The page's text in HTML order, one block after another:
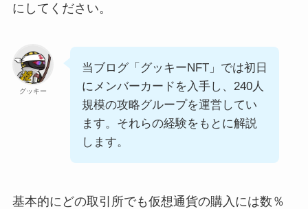
にしてください。
グッキー
当ブログ「グッキーNFT」では初日
にメンバーカードを入手し、240人
規模の攻略グループを運営してい
ます。それらの経験をもとに解説
します。
基本的にどの取引所でも仮想通貨の購入には数％